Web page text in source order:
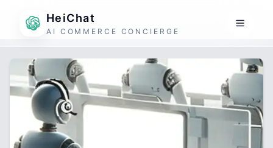
HeiChat
AI COMMERCE CONCIERGE